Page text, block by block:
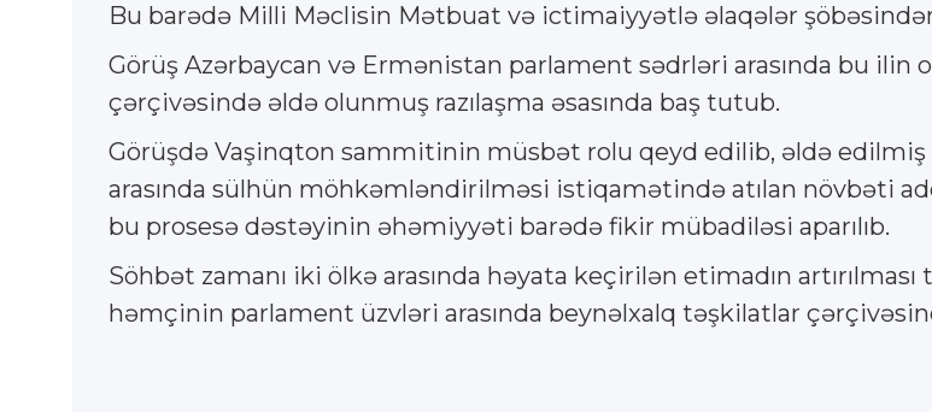
Bu barədə Milli Məclisin Mətbuat və ictimaiyyətlə əlaqələr
Görüş Azərbaycan və Ermənistan parlament sədrləri arasında bu ilin
çərçivəsində əldə olunmuş razılaşma əsasında baş tutub.
Görüşdə Vaşinqton sammitinin müsbət rolu qeyd edilib, əldə edilmiş
arasında sülhün möhkəmləndirilməsi istiqamətində atılan növbəti
bu prosesə dəstəyinin əhəmiyyəti barədə fikir mübadiləsi aparılıb.
Söhbət zamanı iki ölkə arasında həyata keçirilən etimadın
həmçinin parlament üzvləri arasında beynəlxalq təşkilatlar